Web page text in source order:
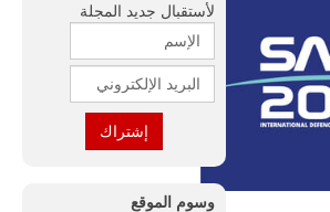
لأستقبال جديد المجلة
وسوم الموقع